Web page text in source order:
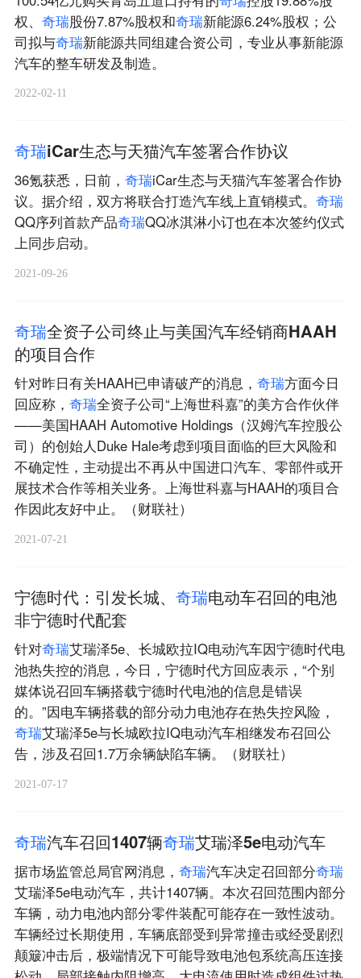
权、 奇瑞股份7.87%股权和奇瑞新能源6.24%股权；公
司拟与奇瑞新能源共同组建合资公司，专业从事新能源
汽车的整车研发及制造。
2022-02-11
奇瑞iCar生态与天猫汽车签署合作协议
36氪获悉，日前， 奇瑞iCar生态与天猫汽车签署合作协
议。据介绍，双方将联合打造汽车线上直销模式。 奇瑞
QQ序列首款产品奇瑞QQ冰淇淋小订也在本次签约仪式
上同步启动。
2021-09-26
奇瑞全资子公司终止与美国汽车经销商HAAH
的项目合作
针对昨日有关HAAH已申请破产的消息， 奇瑞方面今日
回应称， 奇瑞全资子公司“上海世科嘉”的美方合作伙伴
——美国HAAH Automotive Holdings（汉姆汽车控股公
司）的创始人Duke Hale考虑到项目面临的巨大风险和
不确定性，主动提出不再从中国进口汽车、零部件或开
展技术合作等相关业务。上海世科嘉与HAAH的项目合
作因此友好中止。（财联社）
2021-07-21
宁德时代：引发长城、 奇瑞电动车召回的电池
非宁德时代配套
针对奇瑞艾瑞泽5e、长城欧拉IQ电动汽车因宁德时代电
池热失控的消息，今日，宁德时代方回应表示，“个别
媒体说召回车辆搭载宁德时代电池的信息是错误
的。”因电车辆搭载的部分动力电池存在热失控风险，
奇瑞艾瑞泽5e与长城欧拉IQ电动汽车相继发布召回公
告，涉及召回1.7万余辆缺陷车辆。（财联社）
2021-07-17
奇瑞汽车召回1407辆奇瑞艾瑞泽5e电动汽车
据市场监管总局官网消息， 奇瑞汽车决定召回部分奇瑞
艾瑞泽5e电动汽车，共计1407辆。本次召回范围内部分
车辆，动力电池内部分零件装配可能存在一致性波动。
车辆经过长期使用，车辆底部受到异常撞击或经受剧烈
颠簸冲击后，极端情况下可能导致电池包系统高压连接